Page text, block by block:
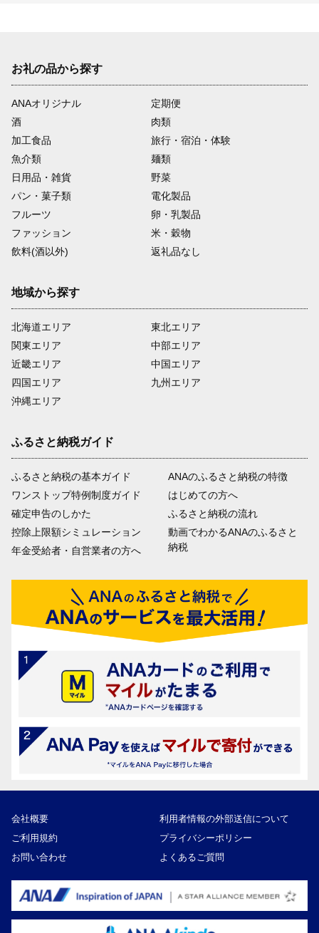
お礼の品から探す
ANAオリジナル
定期便
酒
肉類
加工食品
旅行・宿泊・体験
魚介類
麺類
日用品・雑貨
野菜
パン・菓子類
電化製品
フルーツ
卵・乳製品
ファッション
米・穀物
飲料(酒以外)
返礼品なし
地域から探す
北海道エリア
関東エリア
近畿エリア
四国エリア
沖縄エリア
東北エリア
中部エリア
中国エリア
九州エリア
ふるさと納税ガイド
ふるさと納税の基本ガイド
ワンストップ特例制度ガイド
確定申告のしかた
控除上限額シミュレーション
年金受給者・自営業者の方へ
ANAのふるさと納税の特徴
はじめての方へ
ふるさと納税の流れ
動画でわかるANAのふるさと
納税
会社概要
利用者情報の外部送信について
ご利用規約
プライバシーポリシー
お問い合わせ
よくあるご質問